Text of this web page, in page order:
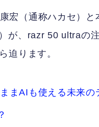
宏（通称ハカセ）と
が、razr 50 ultraの
迫ります。
まAIも使える未来の